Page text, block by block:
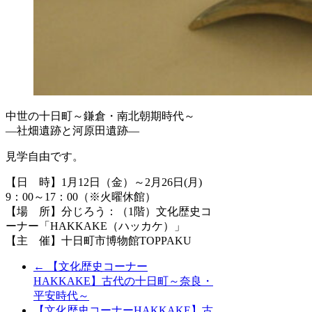
中世の十日町～鎌倉・南北朝期時代～
―社畑遺跡と河原田遺跡―
見学自由です。
【日 時】1月12日（金）～2月26日(月)
9：00～17：00（※火曜休館）
【場 所】分じろう：（1階）文化歴史コ
ーナー「HAKKAKE（ハッカケ）」
【主 催】十日町市博物館TOPPAKU
←
【文化歴史コーナー
HAKKAKE】古代の十日町～奈良・
平安時代～